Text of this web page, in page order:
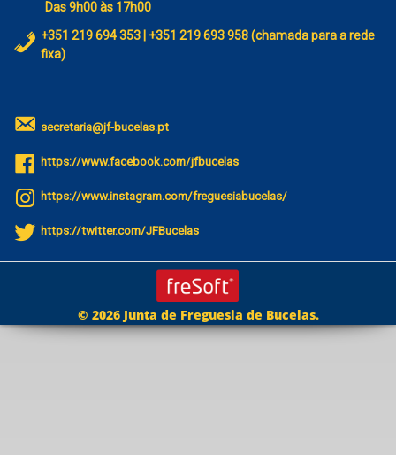
Das 9h00 às 17h00
+351 219 694 353 | +351 219 693 958 (chamada para a rede
fixa)
secretaria@jf-bucelas.pt
https://www.facebook.com/jfbucelas
https://www.instagram.com/freguesiabucelas/
https://twitter.com/JFBucelas
© 2026 Junta de Freguesia de Bucelas.